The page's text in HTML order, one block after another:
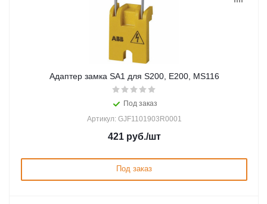
Адаптер замка SA1 для S200, E200, MS116
Под заказ
Артикул: GJF1101903R0001
421руб./шт
Под заказ